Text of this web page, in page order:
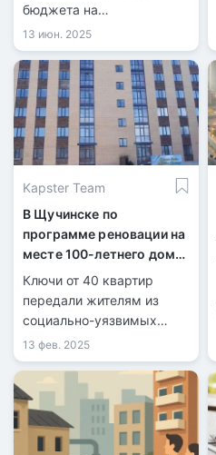
бюджета на
строительство и выкуп
жилья.
13 июн. 2025
Kapster Team
В Щучинске по
программе реновации на
месте 100-летнего дома
построили современный
Ключи от 40 квартир
передали жителям из
социально-уязвимых
групп в Щучинске.
13 фев. 2025